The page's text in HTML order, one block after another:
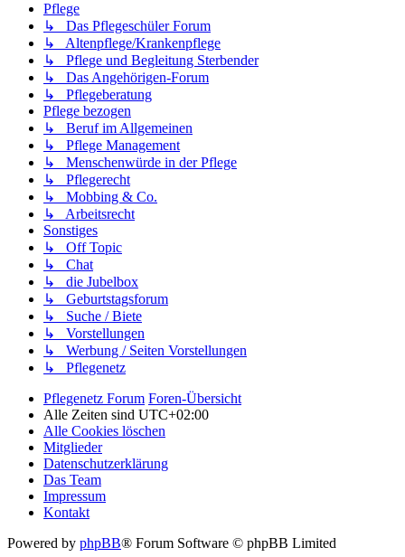
Pflege
↳ Das Pflegeschüler Forum
↳ Altenpflege/Krankenpflege
↳ Pflege und Begleitung Sterbender
↳ Das Angehörigen-Forum
↳ Pflegeberatung
Pflege bezogen
↳ Beruf im Allgemeinen
↳ Pflege Management
↳ Menschenwürde in der Pflege
↳ Pflegerecht
↳ Mobbing & Co.
↳ Arbeitsrecht
Sonstiges
↳ Off Topic
↳ Chat
↳ die Jubelbox
↳ Geburtstagsforum
↳ Suche / Biete
↳ Vorstellungen
↳ Werbung / Seiten Vorstellungen
↳ Pflegenetz
Pflegenetz Forum Foren-Übersicht
Alle Zeiten sind UTC+02:00
Alle Cookies löschen
Mitglieder
Datenschutzerklärung
Das Team
Impressum
Kontakt
Powered by phpBB® Forum Software © phpBB Limited